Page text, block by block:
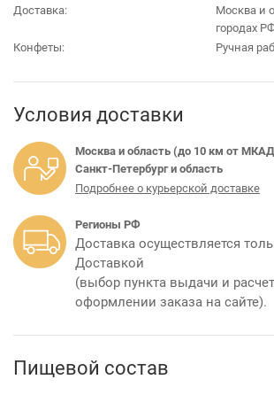
Доставка:
Москва и
городах
Конфеты:
Ручная
Условия доставки
Москва и область (до 10 км от
Санкт-Петербург и область
Подробнее о курьерской доставке
Регионы РФ
Доставка осуществляется
Доставкой
(выбор пункта выдачи и
оформлении заказа на сайте).
Пищевой состав